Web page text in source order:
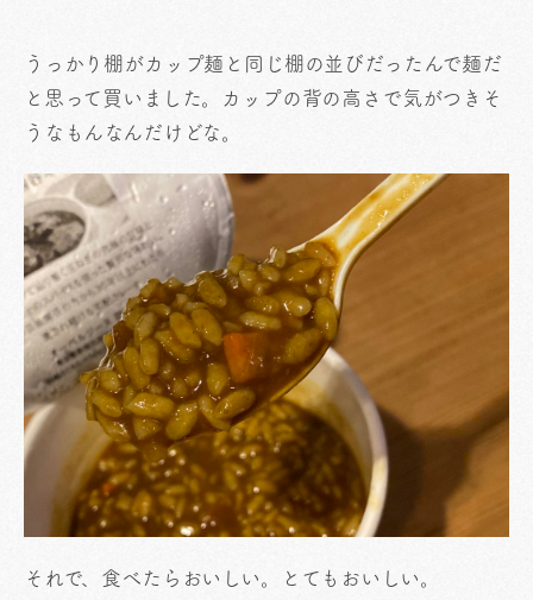
うっかり棚がカップ麺と同じ棚の並びだったんで麺だ
と思って買いました。カップの背の高さで気がつきそ
うなもんなんだけどな。
それで、食べたらおいしい。とてもおいしい。